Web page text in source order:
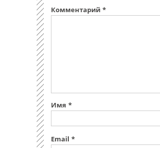
Комментарий *
Имя *
Email *